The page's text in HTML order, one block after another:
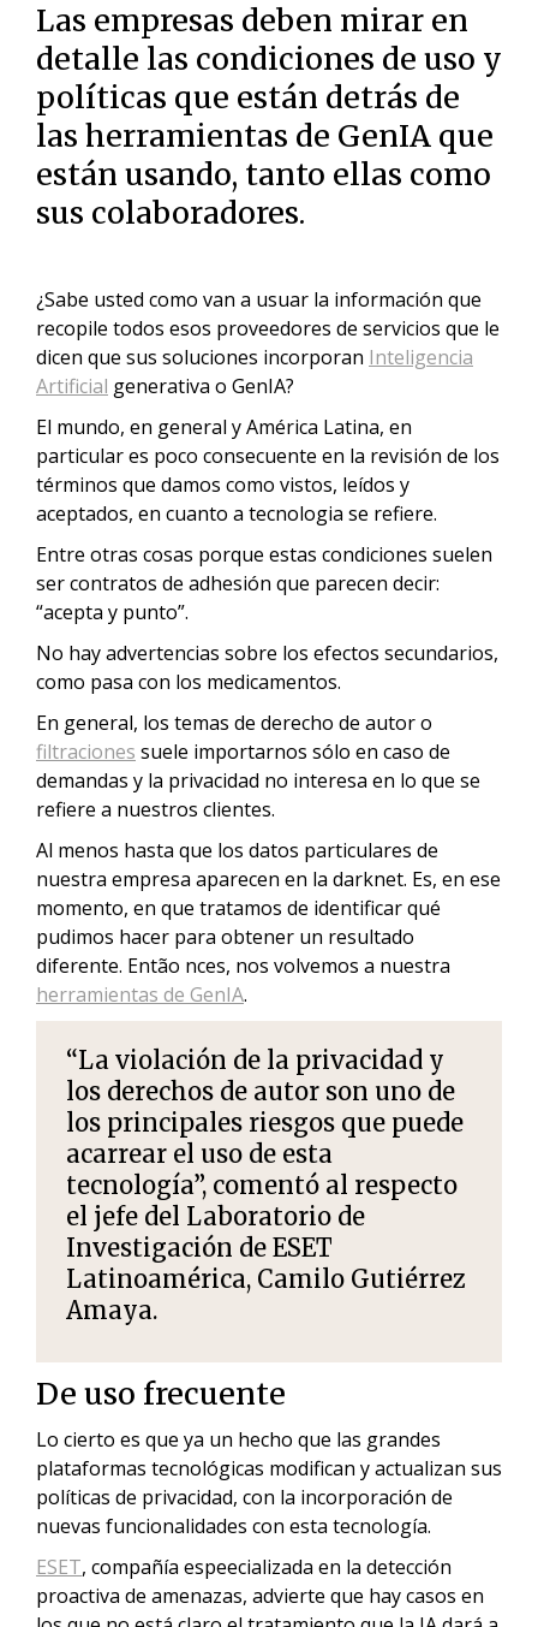
Las empresas deben mirar en
detalle las condiciones de uso y
políticas que están detrás de
las herramientas de GenIA que
están usando, tanto ellas como
sus colaboradores.
¿Sabe usted como van a usuar la información que
recopile todos esos proveedores de servicios que le
dicen que sus soluciones incorporan Inteligencia
Artificial generativa o GenIA?
El mundo, en general y América Latina, en
particular es poco consecuente en la revisión de los
términos que damos como vistos, leídos y
aceptados, en cuanto a tecnologia se refiere.
Entre otras cosas porque estas condiciones suelen
ser contratos de adhesión que parecen decir:
“acepta y punto”.
No hay advertencias sobre los efectos secundarios,
como pasa con los medicamentos.
En general, los temas de derecho de autor o
filtraciones suele importarnos sólo en caso de
demandas y la privacidad no interesa en lo que se
refiere a nuestros clientes.
Al menos hasta que los datos particulares de
nuestra empresa aparecen en la darknet. Es, en ese
momento, en que tratamos de identificar qué
pudimos hacer para obtener un resultado
diferente. Então nces, nos volvemos a nuestra
herramientas de GenIA.
“La violación de la privacidad y
los derechos de autor son uno de
los principales riesgos que puede
acarrear el uso de esta
tecnología”, comentó al respecto
el jefe del Laboratorio de
Investigación de ESET
Latinoamérica, Camilo Gutiérrez
Amaya.
De uso frecuente
Lo cierto es que ya un hecho que las grandes
plataformas tecnológicas modifican y actualizan sus
políticas de privacidad, con la incorporación de
nuevas funcionalidades con esta tecnología.
ESET, compañía espeecializada en la detección
proactiva de amenazas, advierte que hay casos en